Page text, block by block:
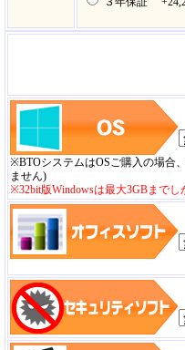
※BTOシステムはOSご購入の場合
ません)
※32bit版Windowsは最大3GBまでし